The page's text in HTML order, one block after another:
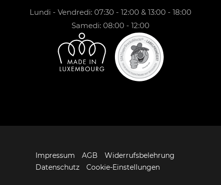
Lundi - Vendredi: 07:30 - 12:00 & 13:00 - 18:00
Samedi: 08:00 - 12:00
Impressum AGB
Widerrufsbelehrung
Datenschutz
Cookie-Einstellungen